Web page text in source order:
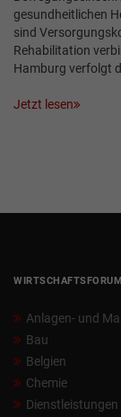
gesundheitlichen
sind
Rehabilitation
Hamburg verfolgt
Jetzt lesen
Anlagen- und
Bau
Belgien
Chemie